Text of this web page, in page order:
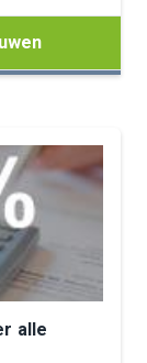
alle